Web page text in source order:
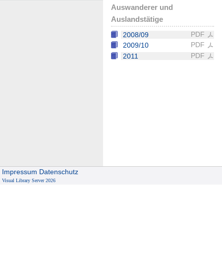
Auswanderer und
Auslandstätige
PDF
2008/09
PDF
2009/10
PDF
2011
Impressum Datenschutz
Visual Library Server 2026